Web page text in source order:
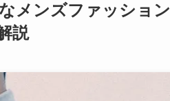
メンズファッショ
説